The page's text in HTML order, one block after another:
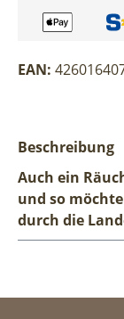
EAN:
Beschreibung
Auch ein
und so
durch die